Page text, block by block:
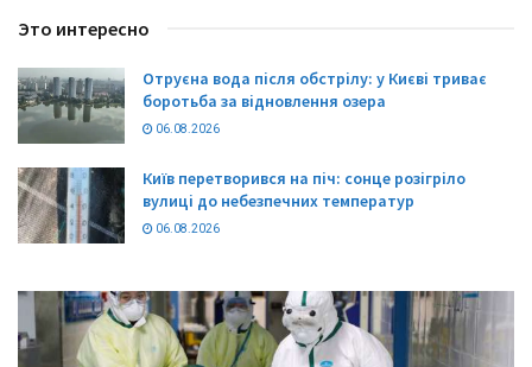
Это интересно
Отруєна вода після обстрілу: у Києві триває
боротьба за відновлення озера
06.08.2026
Київ перетворився на піч: сонце розігріло
вулиці до небезпечних температур
06.08.2026